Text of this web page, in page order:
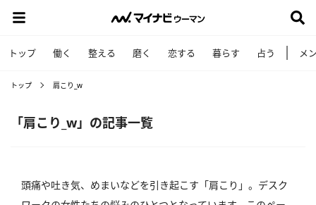
トップ 働く 整える 磨く 恋する 暮らす 占う メ
トップ 肩こり_w
「肩こり_w」の記事一覧
頭痛や吐き気、めまいなどを引き起こす「肩こり」。デスク